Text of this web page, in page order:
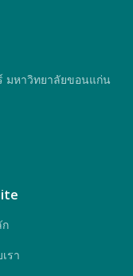
มหาวิทยาลัยขอนแก่น
รา